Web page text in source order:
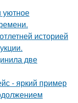
уютное
историей
две
- яркий пример